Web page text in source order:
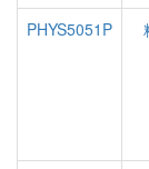
PHYS5051P